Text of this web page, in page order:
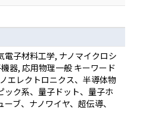
電子材料工学, ナノマイクロシ
器, 応用物理一般 キーワード
エレクトロニクス、半導体物
ック系、量子ドット、量子ホ
ブ、ナノワイヤ、超伝導、